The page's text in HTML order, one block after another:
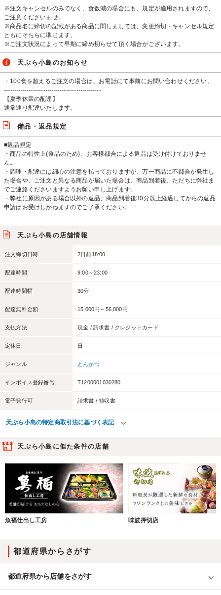
※注文キャンセルのみでなく、食数減の場合にも、規定が適用されますので、
ご注意くださいませ。
※商品名に締切の記載がある商品に関しましては、変更締切・キャンセル規定
ともにそちらに準じます。
※ご注文状況によって早期に締め切らせて頂く場合がございます。
天ぷら小島のお知らせ
・100食を超えるご注文の場合は、お電話にて事前にお問い合わせください。
-----------------------------------------------
【夏季休業の配達】
通常通り配達いたします。
備品・返品規定
■返品規定
・商品の特性上(食品のため)、お客様都合による返品は受け付けておりませ
ん。
・調理・配達には細心の注意を払っておりますが、万一商品に不都合が発生し
た場合や、ご注文と異なる商品が届いた場合は、商品到着後、ただちに弊社ま
でご連絡くださいますようお願い申し上げます。
・弊社に原因がある場合以外の返品、商品到着後30分以上経過してからの返品
申請はお受けしかねますのでご了承ください。
天ぷら小島の店舗情報
注文締切日時 2日前18:00
配達時間 9:00～23:00
配達時間幅 30分
配達無料金額 15,000円～56,000円
支払方法 現金 / 請求書 / クレジットカード
定休日 日
ジャンル とんかつ
インボイス登録番号 T1200001030280
電子発行可 請求書 / 領収書
天ぷら小島の特定商取引法に基づく表記
天ぷら小島に似た条件の店舗
魚福仕出し工房 味波押切店
都道府県からさがす
都道府県から店舗をさがす